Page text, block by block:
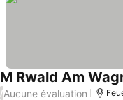
M Rwald Am
/Aucune évaluation